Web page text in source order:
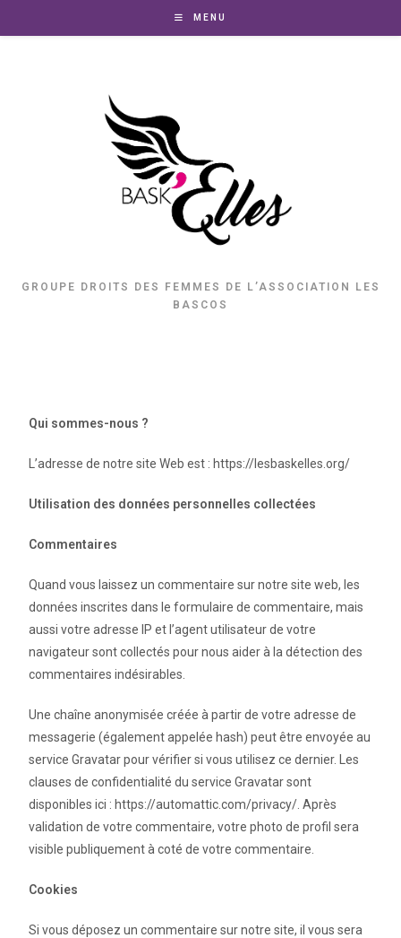
MENU
GROUPE DROITS DES FEMMES DE L’ASSOCIATION LES
BASCOS
Qui sommes-nous ?
L’adresse de notre site Web est : https://lesbaskelles.org/
Utilisation des données personnelles collectées
Commentaires
Quand vous laissez un commentaire sur notre site web, les
données inscrites dans le formulaire de commentaire, mais
aussi votre adresse IP et l’agent utilisateur de votre
navigateur sont collectés pour nous aider à la détection des
commentaires indésirables.
Une chaîne anonymisée créée à partir de votre adresse de
messagerie (également appelée hash) peut être envoyée au
service Gravatar pour vérifier si vous utilisez ce dernier. Les
clauses de confidentialité du service Gravatar sont
disponibles ici : https://automattic.com/privacy/. Après
validation de votre commentaire, votre photo de profil sera
visible publiquement à coté de votre commentaire.
Cookies
Si vous déposez un commentaire sur notre site, il vous sera